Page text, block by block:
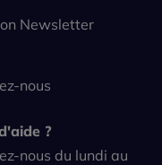
Newsletter
nous
?
nous du lundi au